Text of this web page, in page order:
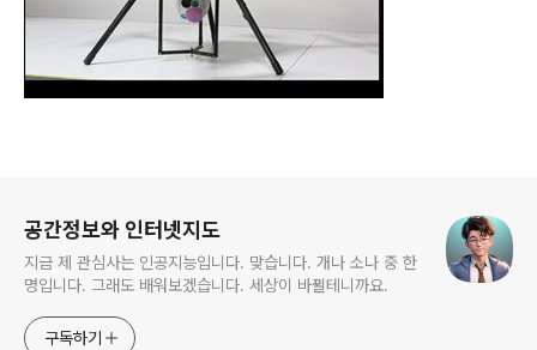
공간정보와 인터넷지도
지금 제 관심사는 인공지능입니다. 맞습니다. 개나 소나 중 한
명입니다. 그래도 배워보겠습니다. 세상이 바뀔테니까요.
구독하기